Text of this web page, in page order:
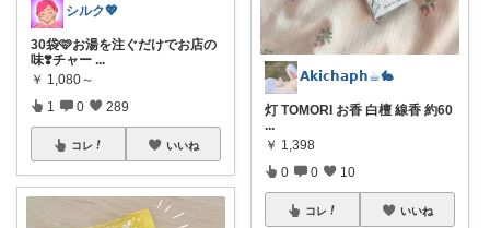
シルク💖
30袋🩷お湯を注ぐだけでお店の
味❣️チャー ...
￥ 1,080～
1 0 289
コレ いいね
𝗔𝗸𝗶𝗰𝗵𝗮𝗽𝗵☕︎🐇
灯 TOMORI お香 白檀 線香 約60
...
￥ 1,398
0 0 10
コレ いいね